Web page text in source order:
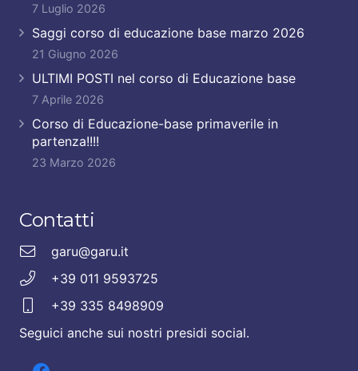
7 Luglio 2026
Saggi corso di educazione base marzo 2026
21 Giugno 2026
ULTIMI POSTI nel corso di Educazione base
7 Aprile 2026
Corso di Educazione-base primaverile in
partenza!!!!
23 Marzo 2026
Contatti
garu@garu.it
+39 011 9593725
+39 335 8498909
Seguici anche sui nostri presidi social.